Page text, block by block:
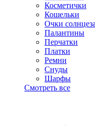
Косметички
Кошельки
Очки
Палантины
Перчатки
Платки
Ремни
Снуды
Шарфы
Смотреть все